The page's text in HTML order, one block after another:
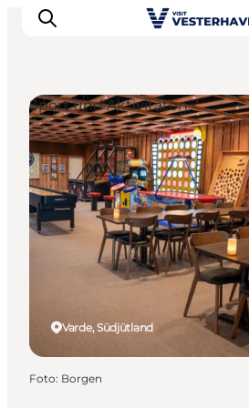
Events
Erlebnisse
Unsere Städte
Essen & Übernachtung
Tickets kaufen
Plane deine Reise
Varde, Südjütland
Sport und Aktivitäten
Foto: Borgen